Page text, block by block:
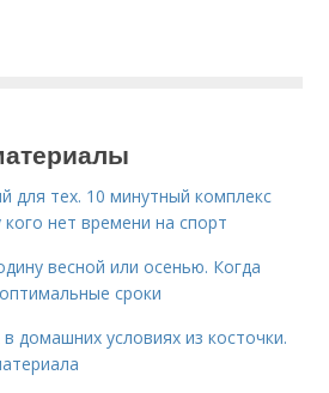
для тех. 10 минутный комплекс
нет времени на спорт
весной или осенью. Когда
сроки
домашних условиях из косточки.